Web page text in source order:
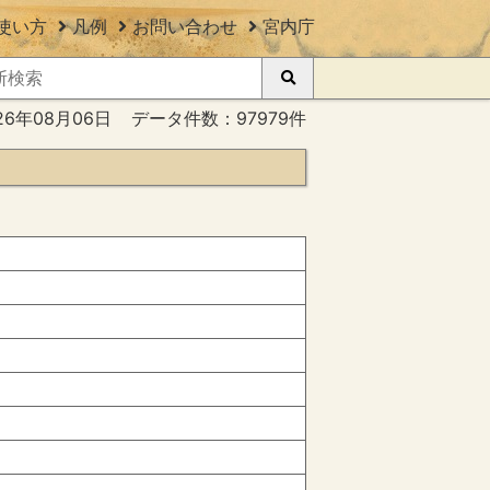
い方 凡例 お問い合わせ 宮内庁
年08月06日 データ件数：97979件